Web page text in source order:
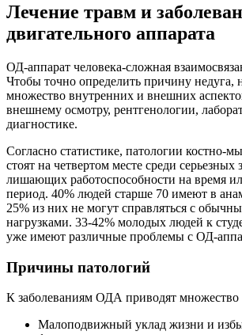
Лечение травм и
двигательного аппарата
ОД-аппарат человека-сложная
Чтобы точно определить причину недуга,
множество внутренних и внешних
внешнему осмотру, рентгенологии,
диагностике.
Согласно статистике, патологии костно-
стоят на четвертом месте среди серьезных
лишающих работоспособности на время
период. 40% людей старше 70 имеют в
25% из них не могут справляться с
нагрузками. 33-42% молодых людей к
уже имеют различные проблемы с ОД-
Причины патологий
К заболеваниям ОДА приводят
Малоподвижный уклад жизни и